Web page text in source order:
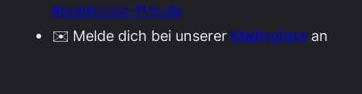
#public:ccc-ffm.de
✉️ Melde dich bei unserer Mailingliste an